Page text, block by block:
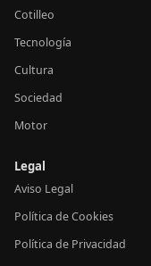
Cotilleo
Tecnología
Cultura
Sociedad
Motor
Legal
Aviso Legal
Política de Cookies
Política de Privacidad